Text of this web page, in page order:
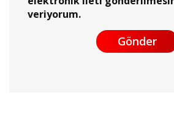
veriyorum.
Gönder